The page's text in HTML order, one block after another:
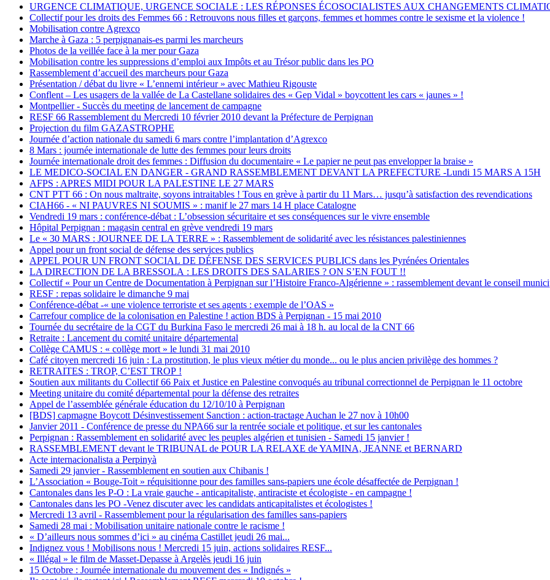
URGENCE CLIMATIQUE, URGENCE SOCIALE : LES RÉPONSES ÉCOSOCIALISTES AUX CHANGEMENTS
Collectif pour les droits des Femmes 66 : Retrouvons nous filles et garçons, femmes et hommes contre le sexisme et la violence !
Mobilisation contre Agrexco
Marche à Gaza : 5 perpignanais-es parmi les marcheurs
Photos de la veillée face à la mer pour Gaza
Mobilisation contre les suppressions d’emploi aux Impôts et au Trésor public dans les PO
Rassemblement d’accueil des marcheurs pour Gaza
Présentation / débat du livre « L’ennemi intérieur » avec Mathieu Rigouste
Conflent – Les usagers de la vallée de La Castellane solidaires des « Gep Vidal » boycottent les cars « jaunes » !
Montpellier - Succès du meeting de lancement de campagne
RESF 66 Rassemblement du Mercredi 10 février 2010 devant la Préfecture de Perpignan
Projection du film GAZASTROPHE
Journée d’action nationale du samedi 6 mars contre l’implantation d’Agrexco
8 Mars : journée internationale de lutte des femmes pour leurs droits
Journée internationale droit des femmes : Diffusion du documentaire « Le papier ne peut pas envelopper la braise »
LE MEDICO-SOCIAL EN DANGER - GRAND RASSEMBLEMENT DEVANT LA PREFECTURE -Lundi 15 MARS A 15H
AFPS : APRES MIDI POUR LA PALESTINE LE 27 MARS
CNT PTT 66 : On nous maltraite, soyons intraitables ! Tous en grève à partir du 11 Mars… jusqu’à satisfaction des revendications
CIAH66 - « NI PAUVRES NI SOUMIS » : manif le 27 mars 14 H place Catalogne
Vendredi 19 mars : conférence-débat : L’obsession sécuritaire et ses conséquences sur le vivre ensemble
Hôpital Perpignan : magasin central en grève vendredi 19 mars
Le « 30 MARS : JOURNEE DE LA TERRE » : Rassemblement de solidarité avec les résistances palestiniennes
Appel pour un front social de défense des services publics
APPEL POUR UN FRONT SOCIAL DE DÉFENSE DES SERVICES PUBLICS dans les Pyrénées Orientales
LA DIRECTION DE LA BRESSOLA : LES DROITS DES SALARIES ? ON S’EN FOUT !!
Collectif « Pour un Centre de Documentation à Perpignan sur l’Histoire Franco-Algérienne » : rassemblement devant le conseil
RESF : repas solidaire le dimanche 9 mai
Conférence-débat -« une violence terroriste et ses agents : exemple de l’OAS »
Carrefour complice de la colonisation en Palestine ! action BDS à Perpignan - 15 mai 2010
Tournée du secrétaire de la CGT du Burkina Faso le mercredi 26 mai à 18 h. au local de la CNT 66
Retraite : Lancement du comité unitaire départemental
Collège CAMUS : « collège mort » le lundi 31 mai 2010
Café citoyen mercredi 16 juin : La prostitution, le plus vieux métier du monde... ou le plus ancien privilège des hommes ?
RETRAITES : TROP, C’EST TROP !
Soutien aux militants du Collectif 66 Paix et Justice en Palestine convoqués au tribunal correctionnel de Perpignan le 11 octobre
Meeting unitaire du comité départemental pour la défense des retraites
Appel de l’assemblée générale éducation du 12/10/10 à Perpignan
[BDS] capmagne Boycott Désinvestissement Sanction : action-tractage Auchan le 27 nov à 10h00
Janvier 2011 - Conférence de presse du NPA66 sur la rentrée sociale et politique, et sur les cantonales
Perpignan : Rassemblement en solidarité avec les peuples algérien et tunisien - Samedi 15 janvier !
RASSEMBLEMENT devant le TRIBUNAL de POUR LA RELAXE de YAMINA, JEANNE et BERNARD
Acte internacionalista a Perpinyà
Samedi 29 janvier - Rassemblement en soutien aux Chibanis !
L’Association « Bouge-Toit » réquisitionne pour des familles sans-papiers une école désaffectée de Perpignan !
Cantonales dans les P-O : La vraie gauche - anticapitaliste, antiraciste et écologiste - en campagne !
Cantonales dans les PO -Venez discuter avec les candidats anticapitalistes et écologistes !
Mercredi 13 avril - Rassemblement pour la régularisation des familles sans-papiers
Samedi 28 mai : Mobilisation unitaire nationale contre le racisme !
« D’ailleurs nous sommes d’ici » au cinéma Castillet jeudi 26 mai...
Indignez vous ! Mobilisons nous ! Mercredi 15 juin, actions solidaires RESF...
« Illégal » le film de Masset-Depasse à Argelès jeudi 16 juin
15 Octobre : Journée internationale du mouvement des « Indignés »